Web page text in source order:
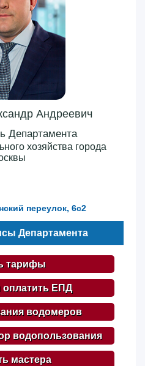
Андреевич
Департамента
хозяйства города
переулок, 6с2
Департамента
тарифы
оплатить ЕПД
водомеров
водопользования
мастера